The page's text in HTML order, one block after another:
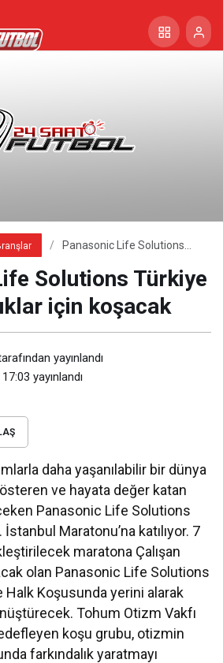
Panasonic Life Solutions
koşacak
Solutions Türkiye
için koşacak
yayınlandı
yayınlandı
daha yaşanılabilir bir dünya
ve hayata değer katan
Panasonic Life Solutions
Maratonu’na katılıyor. 7
maratona Çalışan
olan Panasonic Life Solutions
Koşusunda yerini alarak
Tohum Otizm Vakfı
koşu grubu, otizmin
farkındalık yaratmayı